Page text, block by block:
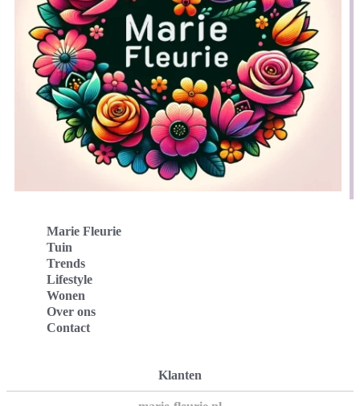
Marie Fleurie
Tuin
Trends
Lifestyle
Wonen
Over ons
Contact
Klanten